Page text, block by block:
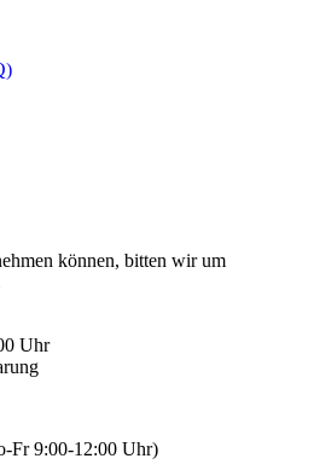
können, bitten wir um
Uhr
Fr 9:00-12:00 Uhr)